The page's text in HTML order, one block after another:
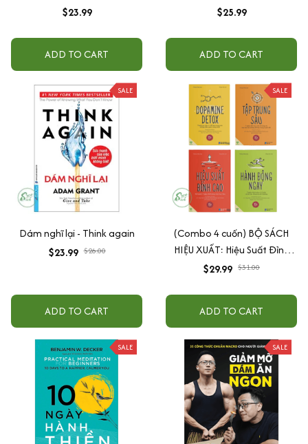
$23.99
ADD TO CART
$25.99
ADD TO CART
SALE
Dám nghĩ lại - Think again
$23.99 $26.00
ADD TO CART
SALE
(Combo 4 cuốn) BỘ SÁCH
HIỆU XUẤT: Hiệu Suất Đỉnh
Cao, Dopamine Detox, Hành
Ymate
$29.99 $31.00
ADD TO CART
SALE SALE